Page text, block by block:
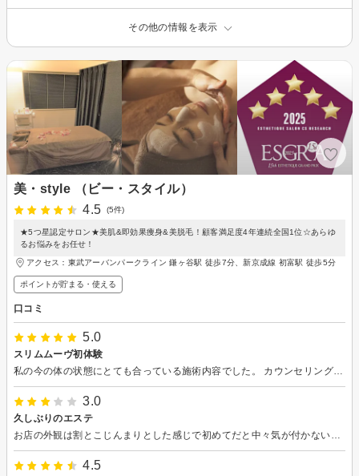
その他の情報を表示
美・style （ビー・スタイル）
4.5
(5件)
★5つ星認定サロン★美肌&即効果痩身&美脱毛！顧客満足度4年連続全国1位☆あらゆ
るお悩みをお任せ！
アクセス：東武アーバンパークライン 鎌ヶ谷駅 徒歩7分、新京成線 初富駅 徒歩5分
ポイントが貯まる・使える
口コミ
5.0
スリムムーヴ初体験
私の今の体の状態にとても合っている施術内容でした。 カウンセリングも的確で納得できるものでした。 施術も大満足です。 ありがとうございます。
3.0
久しぶりのエステ
お店の外観は割とこじんまりとした感じで初めてだと中々気が付かないです。美容室と間違えちゃうくらい。サロン内はオシャレで施術室は2階なので落ち着いて受けられました。マッサージは多少痛かったですが自分の体の老廃物がよどんでいたからでさらさらにしていただきました。施術はものすごく良かったですがbeforeafterの写真なりサイズ測定していただけたらもっとまた来たいなと思うのに。結構あっさりと終了で残念でした。
4.5